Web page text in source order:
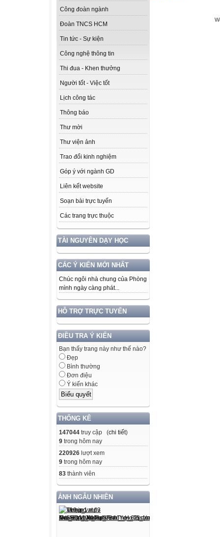
Công đoàn ngành
Đoàn TNCS HCM
Tin tức - Sự kiện
Công nghệ thông tin
Thi đua - Khen thưởng
Người tốt - Việc tốt
Lịch công tác
Thông báo
Thư mời
Thư viện ảnh
Trao đổi kinh nghiệm
Góp ý với ngành GD
Liên kết website
Soạn bài trực tuyến
Các trang trực thuộc
TÀI NGUYÊN DẠY HỌC
CÁC Ý KIẾN MỚI NHẤT
Chúc ngôi nhà chung của Phòng
mình ngày càng phát...
HỖ TRỢ TRỰC TUYẾN
ĐIỀU TRA Ý KIẾN
Bạn thấy trang này như thế nào?
Đẹp
Bình thường
Đơn điệu
Ý kiến khác
THỐNG KÊ
147044 truy cập (chi tiết)
9 trong hôm nay
220926 lượt xem
9 trong hôm nay
83 thành viên
ẢNH NGẪU NHIÊN